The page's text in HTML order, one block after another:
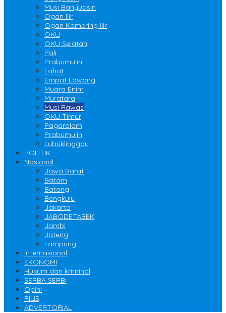
Musi Banyuasin
Ogan Ilir
Ogan Komering Ilir
OKU
OKU Selatan
Pali
Prabumulih
Lahat
Empat Lawang
Muara Enim
Muratara
Musi Rawas
OKU Timur
Pagaralam
Prabumulih
Lubuklinggau
POLITIK
Nasional
Jawa Barat
Batam
Batang
Bengkulu
Jakarta
JABODETABEK
Jambi
Jateng
Lampung
Internasional
EKONOMI
Hukum dan kriminal
SERBA SERBI
Opini
RILIS
ADVERTORIAL